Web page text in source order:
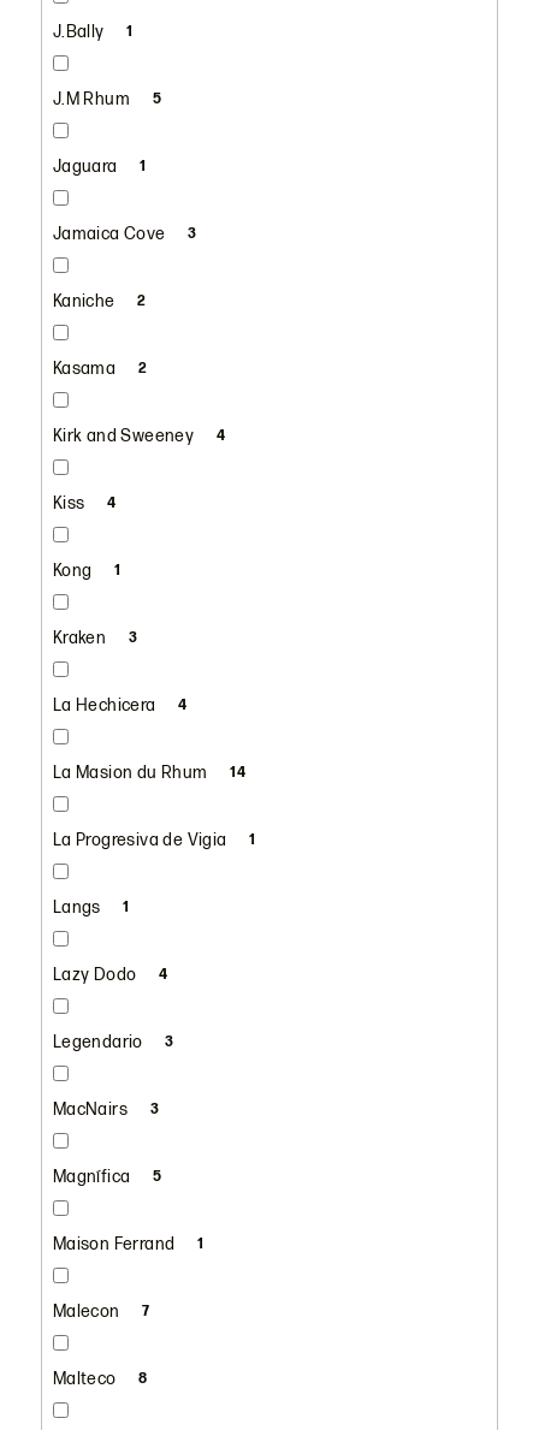
J.Bally 1
J.M Rhum 5
Jaguara 1
Jamaica Cove 3
Kaniche 2
Kasama 2
Kirk and Sweeney 4
Kiss 4
Kong 1
Kraken 3
La Hechicera 4
La Masion du Rhum 14
La Progresiva de Vigia 1
Langs 1
Lazy Dodo 4
Legendario 3
MacNairs 3
Magnífica 5
Maison Ferrand 1
Malecon 7
Malteco 8